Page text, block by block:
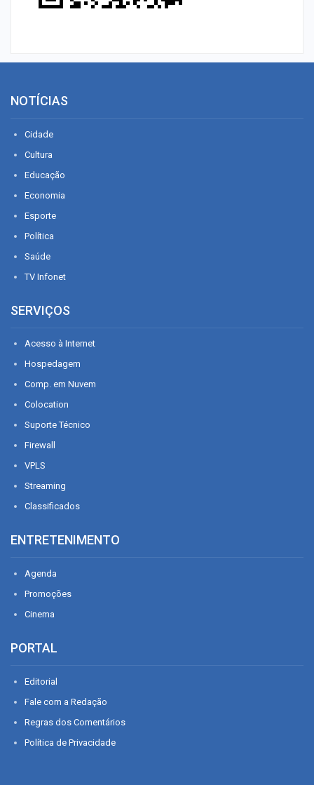
NOTÍCIAS
Cidade
Cultura
Educação
Economia
Esporte
Política
Saúde
TV Infonet
SERVIÇOS
Acesso à Internet
Hospedagem
Comp. em Nuvem
Colocation
Suporte Técnico
Firewall
VPLS
Streaming
Classificados
ENTRETENIMENTO
Agenda
Promoções
Cinema
PORTAL
Editorial
Fale com a Redação
Regras dos Comentários
Política de Privacidade